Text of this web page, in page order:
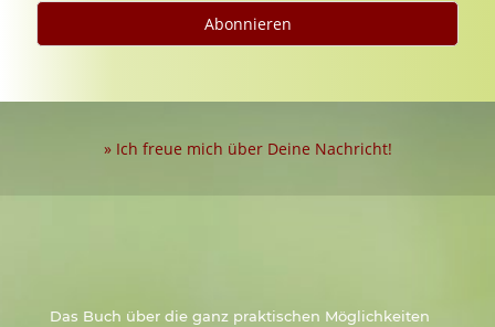
» Ich freue mich über Deine Nachricht!
Das Buch über die ganz praktischen Möglichkeiten